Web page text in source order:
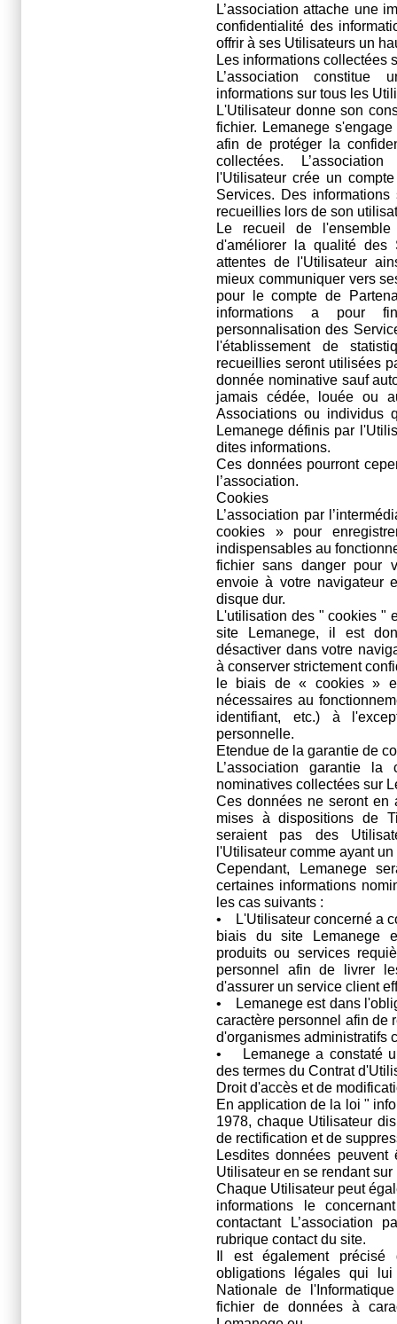
L’association attache une
confidentialité des
offrir à ses Utilisateurs un
Les informations collectées
L’association constitue
informations sur tous les
L'Utilisateur donne son
fichier. Lemanege
afin de protéger la
collectées.
l'Utilisateur crée un
Services. Des
recueillies lors de son
Le recueil de
d'améliorer la qualité des
attentes de l'Utilisateur
mieux communiquer vers
pour le compte de
informations a pour
personnalisation des
l'établissement de
recueillies seront utilisées
donnée nominative sauf
jamais cédée, louée ou
Associations ou individus
Lemanege définis par
dites informations.
Ces données pourront
l’association.
Cookies
L’association par
cookies » pour
indispensables au
fichier sans danger pour
envoie à votre navigateur
disque dur.
L'utilisation des " cookies "
site Lemanege, il est
désactiver dans votre
à conserver strictement
le biais de « cookies »
nécessaires au
identifiant, etc.) à
personnelle.
Etendue de la garantie de
L’association garantie
nominatives collectées sur
Ces données ne seront en
mises à dispositions de
seraient pas des
l'Utilisateur comme ayant
Cependant, Lemanege
certaines informations
les cas suivants :
• L'Utilisateur concerné a
biais du site Lemanege
produits ou services
personnel afin de livrer
d'assurer un service client
• Lemanege est dans
caractère personnel afin de
d'organismes administratifs
• Lemanege a constaté
des termes du Contrat
Droit d'accès et de
En application de la loi "
1978, chaque Utilisateur
de rectification et de
Lesdites données
Utilisateur en se rendant
Chaque Utilisateur peut
informations le
contactant L’association
rubrique contact du site.
Il est également précisé
obligations légales qui
Nationale de
fichier de données à